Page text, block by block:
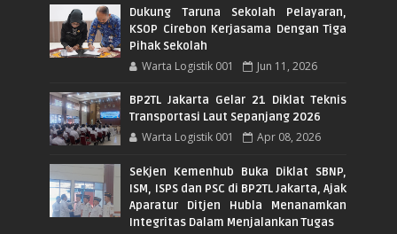
Dukung Taruna Sekolah Pelayaran,
KSOP Cirebon Kerjasama Dengan Tiga
Pihak Sekolah
Warta Logistik 001 Jun 11, 2026
BP2TL Jakarta Gelar 21 Diklat Teknis
Transportasi Laut Sepanjang 2026
Warta Logistik 001 Apr 08, 2026
Sekjen Kemenhub Buka Diklat SBNP,
ISM, ISPS dan PSC di BP2TL Jakarta, Ajak
Aparatur Ditjen Hubla Menanamkan
Integritas Dalam Menjalankan Tugas